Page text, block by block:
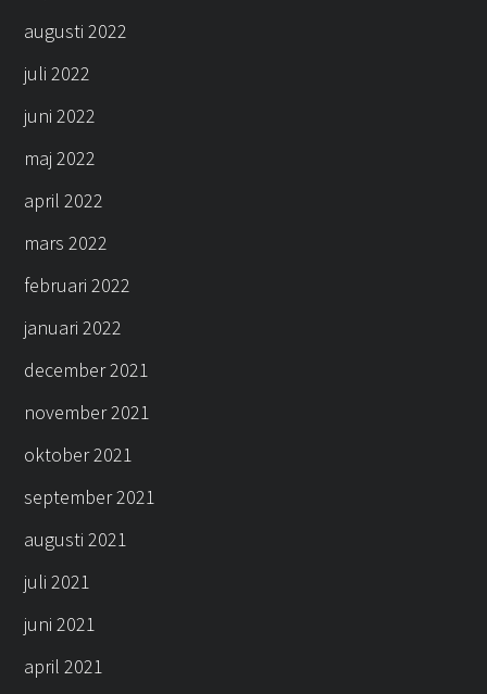
augusti 2022
juli 2022
juni 2022
maj 2022
april 2022
mars 2022
februari 2022
januari 2022
december 2021
november 2021
oktober 2021
september 2021
augusti 2021
juli 2021
juni 2021
april 2021